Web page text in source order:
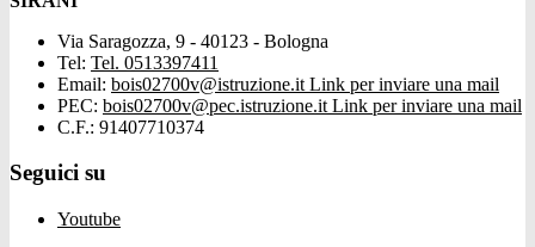
Via Saragozza, 9 - 40123 - Bologna
Tel: Tel. 0513397411
Email: bois02700v@istruzione.it Link per inviare una mail
PEC: bois02700v@pec.istruzione.it Link per inviare una mail
C.F.: 91407710374
Seguici su
Youtube